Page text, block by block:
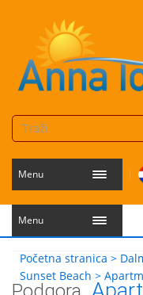
Menu
Menu
Početna stranica >
Sunset Beach >